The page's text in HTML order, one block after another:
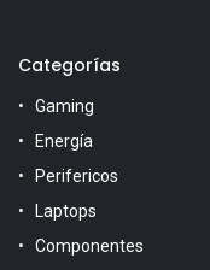
Categorías
Gaming
Energía
Perifericos
Laptops
Componentes